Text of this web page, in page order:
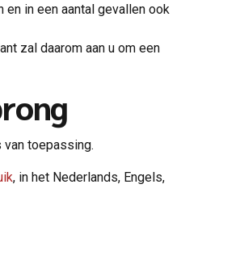
in een aantal gevallen ook
zal daarom aan u om een
toepassing.
, in het Nederlands, Engels,